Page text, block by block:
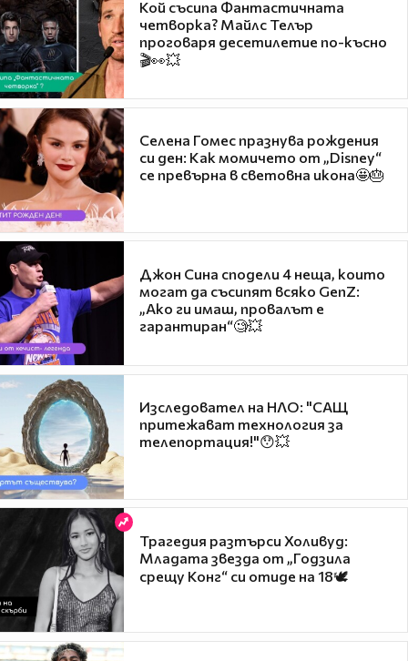
Кой съсипа Фантастичната
четворка? Майлс Телър
проговаря десетилетие по-късно
🎬👀💥
Селена Гомес празнува рождения
си ден: Как момичето от „Disney“
се превърна в световна икона🤩🎂
Джон Сина сподели 4 неща, които
могат да съсипят всяко GenZ:
„Ако ги имаш, провалът е
гарантиран“🧐💥
Изследовател на НЛО: "САЩ
притежават технология за
телепортация!"😯💥
Трагедия разтърси Холивуд:
Младата звезда от „Годзила
срещу Конг“ си отиде на 18🕊️